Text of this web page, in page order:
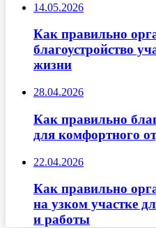
14.05.2026
Как правильно
благоустройство
жизни
28.04.2026
Как правильно
для комфортного
22.04.2026
Как правильно
на узком участке
и работы